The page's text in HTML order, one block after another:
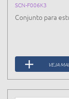
SCN-F006K3
Conjunto para
VEJA